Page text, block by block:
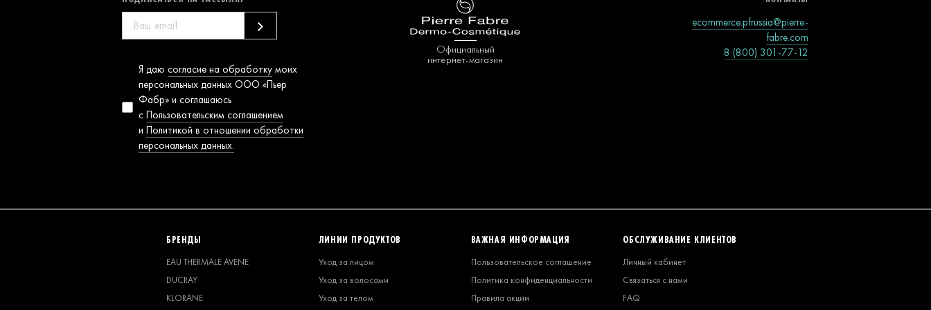
Согласие на
обработку
персональных
данных
Я даю согласие на обработку моих
персональных данных ООО «Пьер
Фабр» и соглашаюсь
с Пользовательским соглашением
и Политикой в отношении обработки
персональных данных.
Официальный
интернет-магазин
ecommerce.pfrussia@pierre-
fabre.com
8 (800) 301-77-12
БРЕНДЫ
EAU THERMALE AVENE
DUCRAY
KLORANE
ЛИНИИ ПРОДУКТОВ
Уход за лицом
Уход за волосами
Уход за телом
ВАЖНАЯ ИНФОРМАЦИЯ
Пользовательское соглашение
Политика конфиденциальности
Правила акции
ОБСЛУЖИВАНИЕ КЛИЕНТОВ
Личный кабинет
Связаться с нами
FAQ